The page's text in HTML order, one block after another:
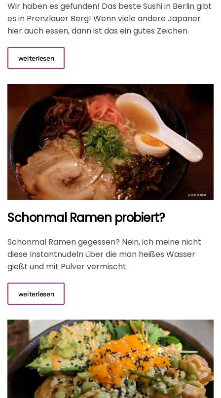
Wir haben es gefunden! Das beste Sushi in Berlin gibt
es in Prenzlauer Berg! Wenn viele andere Japaner
hier auch essen, dann ist das ein gutes Zeichen.
weiterlesen
Schonmal Ramen probiert?
Schonmal Ramen gegessen? Nein, ich meine nicht
diese Instantnudeln über die man heißes Wasser
gießt und mit Pulver vermischt.
weiterlesen